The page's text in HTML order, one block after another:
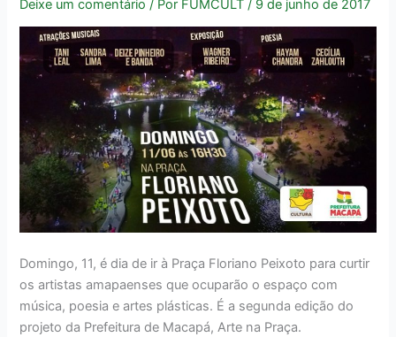
Deixe um comentário / Por FUMCULT/ 9 de junho de 2017
Domingo, 11, é dia de ir à Praça Floriano Peixoto para curtir
os artistas amapaenses que ocuparão o espaço com
música, poesia e artes plásticas. É a segunda edição do
projeto da Prefeitura de Macapá, Arte na Praça.